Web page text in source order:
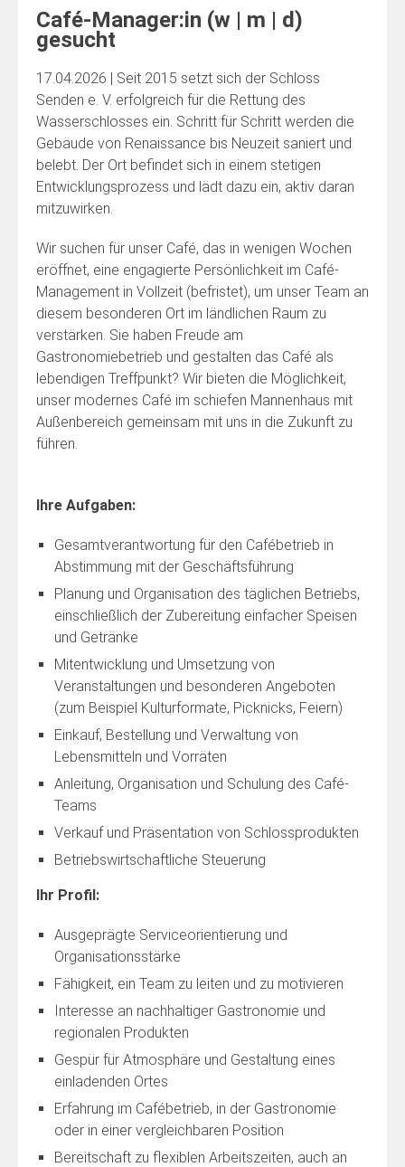
Café-Manager:in (w | m | d)
gesucht
17.04.2026 | Seit 2015 setzt sich der Schloss
Senden e. V. erfolgreich für die Rettung des
Wasserschlosses ein. Schritt für Schritt werden die
Gebäude von Renaissance bis Neuzeit saniert und
belebt. Der Ort befindet sich in einem stetigen
Entwicklungsprozess und lädt dazu ein, aktiv daran
mitzuwirken.
Wir suchen für unser Café, das in wenigen Wochen
eröffnet, eine engagierte Persönlichkeit im Café-
Management in Vollzeit (befristet), um unser Team an
diesem besonderen Ort im ländlichen Raum zu
verstärken. Sie haben Freude am
Gastronomiebetrieb und gestalten das Café als
lebendigen Treffpunkt? Wir bieten die Möglichkeit,
unser modernes Café im schiefen Mannenhaus mit
Außenbereich gemeinsam mit uns in die Zukunft zu
führen.
Ihre Aufgaben:
Gesamtverantwortung für den Cafébetrieb in
Abstimmung mit der Geschäftsführung
Planung und Organisation des täglichen Betriebs,
einschließlich der Zubereitung einfacher Speisen
und Getränke
Mitentwicklung und Umsetzung von
Veranstaltungen und besonderen Angeboten
(zum Beispiel Kulturformate, Picknicks, Feiern)
Einkauf, Bestellung und Verwaltung von
Lebensmitteln und Vorräten
Anleitung, Organisation und Schulung des Café-
Teams
Verkauf und Präsentation von Schlossprodukten
Betriebswirtschaftliche Steuerung
Ihr Profil:
Ausgeprägte Serviceorientierung und
Organisationsstärke
Fähigkeit, ein Team zu leiten und zu motivieren
Interesse an nachhaltiger Gastronomie und
regionalen Produkten
Gespür für Atmosphäre und Gestaltung eines
einladenden Ortes
Erfahrung im Cafébetrieb, in der Gastronomie
oder in einer vergleichbaren Position
Bereitschaft zu flexiblen Arbeitszeiten, auch an